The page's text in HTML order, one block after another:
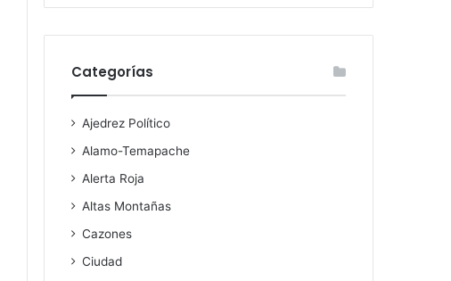
Categorías
Ajedrez Político
Alamo-Temapache
Alerta Roja
Altas Montañas
Cazones
Ciudad